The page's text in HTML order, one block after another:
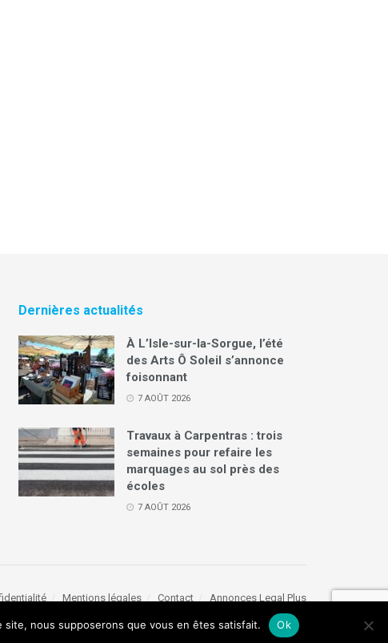
Dernières actualités
À L’Isle-sur-la-Sorgue, l’été
des Arts Ô Soleil s’annonce
foisonnant
7 AOÛT 2026
Travaux à Carpentras : trois
semaines pour refaire les
marquages au sol près des
écoles
7 AOÛT 2026
Mentions légales Contact Annonces Legal Plus
nous supposerons que vous en êtes satisfait. Ok